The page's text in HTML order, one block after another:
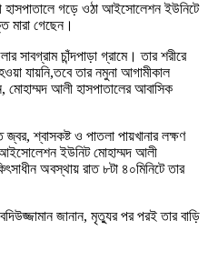
হাসপাতালে গড়ে ওঠা আইসোলেশন ইউনিটে
মারা গেছেন।
সাবগ্রাম চাঁন্দপাড়া গ্রামে। তার শরীরে
যায়নি,তবে তার নমুনা আগামীকাল
মোহাম্মদ আলী হাসপাতালের আবাসিক
শ্বাসকষ্ট ও পাতলা পায়খানার লক্ষণ
আইসোলেশন ইউনিট মোহাম্মদ আলী
অবস্থায় রাত ৮টা ৪০মিনিটে তার
জানান, মৃত্যুর পর পরই তার বাড়ি